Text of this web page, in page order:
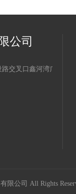
公司
交叉口鑫河湾广场
有限公司 All Rights